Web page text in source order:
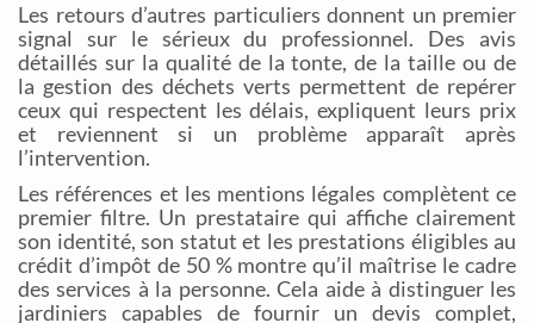
Les retours d’autres particuliers donnent un premier
signal sur le sérieux du professionnel. Des avis
détaillés sur la qualité de la tonte, de la taille ou de
la gestion des déchets verts permettent de repérer
ceux qui respectent les délais, expliquent leurs prix
et reviennent si un problème apparaît après
l’intervention.
Les références et les mentions légales complètent ce
premier filtre. Un prestataire qui affiche clairement
son identité, son statut et les prestations éligibles au
crédit d’impôt de 50 % montre qu’il maîtrise le cadre
des services à la personne. Cela aide à distinguer les
jardiniers capables de fournir un devis complet,